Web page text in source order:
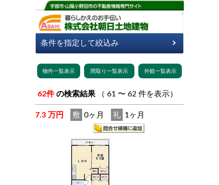
62件 の検索結果 （ 61 〜 62 件を表示）
7.3 万円 敷 0ヶ月 礼 1ヶ月